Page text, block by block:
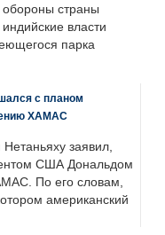
обороны страны
власти
парка
с планом
ХАМАС
заявил,
США Дональдом
По его словам,
американский